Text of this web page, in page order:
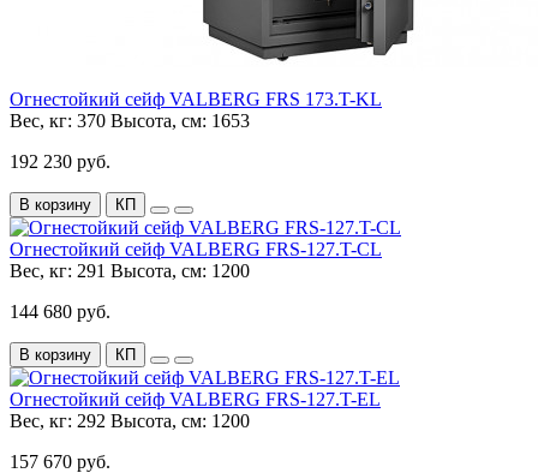
Огнестойкий сейф VALBERG FRS 173.T-KL
Вес, кг: 370 Высота, см: 1653
192 230 руб.
В корзину КП
Огнестойкий сейф VALBERG FRS-127.T-CL
Вес, кг: 291 Высота, см: 1200
144 680 руб.
В корзину КП
Огнестойкий сейф VALBERG FRS-127.T-EL
Вес, кг: 292 Высота, см: 1200
157 670 руб.